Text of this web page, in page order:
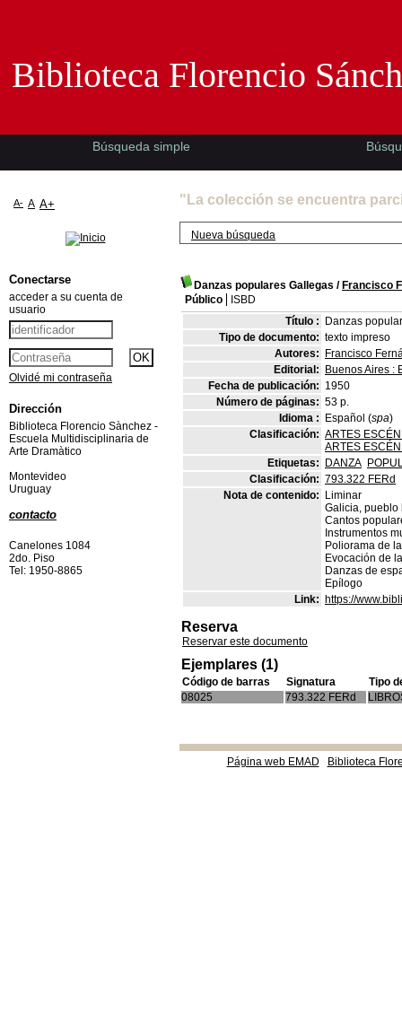
"La colección se encuentra
Nueva búsqueda
Danzas populares Gallegas / Francisco
Público
ISBD
Título :
Danzas
Tipo de documento: texto impreso
Autores:
Francisco
Editorial:
Buenos Aires :
Fecha de publicación: 1950
Número de páginas: 53 p.
Idioma :
Español (spa)
Clasificación: ARTES
ARTES
Etiquetas:
DANZA
Clasificación: 793.322 FERd
Nota de contenido:
Liminar
Galicia, pueblo
Cantos
Instrumentos
Poliorama de
Evocación de
Danzas de
Epílogo
Link: https://
Reserva
Reservar este documento
Ejemplares (1)
Código de barras Signatura
Tipo
08025
793.322 FERd
Página web EMAD Biblioteca
Biblioteca Florencio
Búsqueda simple
A- A A+
Conectarse
acceder a su cuenta de
usuario
Olvidé mi contraseña
Dirección
Biblioteca Florencio Sànchez -
Escuela Multidisciplinaria de
Arte Dramàtico
Montevideo
Uruguay
contacto
Canelones 1084
2do. Piso
Tel: 1950-8865